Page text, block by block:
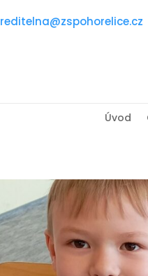
reditelna@zspohorelice.cz
Úvod